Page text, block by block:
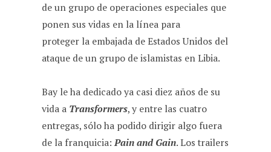
de un grupo de operaciones especiales que
ponen sus vidas en la línea para
proteger la embajada de Estados Unidos del
ataque de un grupo de islamistas en Libia.
Bay le ha dedicado ya casi diez años de su
vida a Transformers, y entre las cuatro
entregas, sólo ha podido dirigir algo fuera
de la franquicia:Pain and Gain. Los trailers